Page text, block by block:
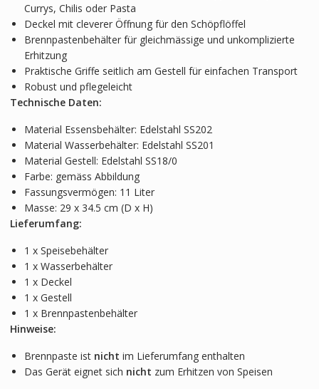
Currys, Chilis oder Pasta
Deckel mit cleverer Öffnung für den Schöpflöffel
Brennpastenbehälter für gleichmässige und unkomplizierte
Erhitzung
Praktische Griffe seitlich am Gestell für einfachen Transport
Robust und pflegeleicht
Technische Daten:
Material Essensbehälter: Edelstahl SS202
Material Wasserbehälter: Edelstahl SS201
Material Gestell: Edelstahl SS18/0
Farbe: gemäss Abbildung
Fassungsvermögen: 11 Liter
Masse: 29 x 34.5 cm (D x H)
Lieferumfang:
1 x Speisebehälter
1 x Wasserbehälter
1 x Deckel
1 x Gestell
1 x Brennpastenbehälter
Hinweise:
Brennpaste ist nicht im Lieferumfang enthalten
Das Gerät eignet sich nicht zum Erhitzen von Speisen